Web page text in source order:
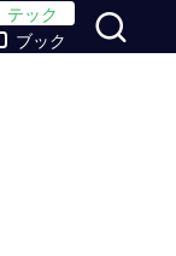
テック
ブック